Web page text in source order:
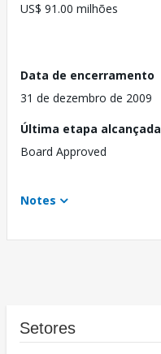
US$ 91.00 milhões
Data de encerramento
31 de dezembro de 2009
Última etapa alcançada
Board Approved
Notes
Setores